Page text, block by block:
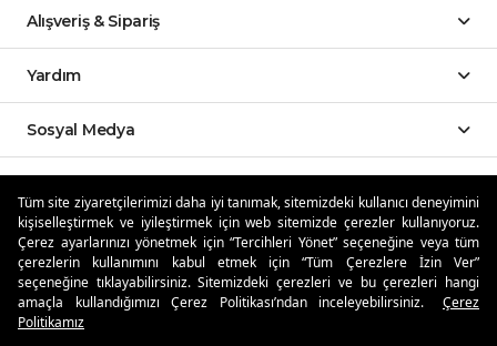
Tüm site ziyaretçilerimizi daha iyi tanımak, sitemizdeki kullanıcı deneyimini
kişiselleştirmek ve iyileştirmek için web sitemizde çerezler kullanıyoruz.
Çerez ayarlarınızı yönetmek için “Tercihleri Yönet” seçeneğine veya tüm
çerezlerin kullanımını kabul etmek için “Tüm Çerezlere İzin Ver”
seçeneğine tıklayabilirsiniz. Sitemizdeki çerezleri ve bu çerezleri hangi
amaçla kullandığımızı Çerez Politikası’ndan inceleyebilirsiniz.
Çerez
Politikamız
Alışveriş & Sipariş
Yardım
Sosyal Medya
Özdilekteyim'de Taksit Avantajları
Güvenli Alışveriş